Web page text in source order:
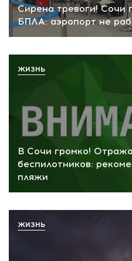
Сирена тревоги! Сочи
БПЛА: аэропорт не
В Сочи громко!
беспилотников:
пляжи
ЖИЗНЬ
ЖИЗНЬ